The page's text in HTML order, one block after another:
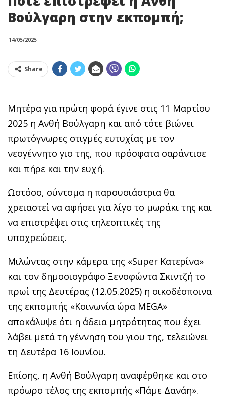
Βούλγαρη στην εκπομπή;
14/05/2025
Share
Μητέρα για πρώτη φορά έγινε στις 11 Μαρτίου
2025 η Ανθή Βούλγαρη και από τότε βιώνει
πρωτόγνωρες στιγμές ευτυχίας με τον
νεογέννητο γιο της, που πρόσφατα σαράντισε
και πήρε και την ευχή.
Ωστόσο, σύντομα η παρουσιάστρια θα
χρειαστεί να αφήσει για λίγο το μωράκι της και
να επιστρέψει στις τηλεοπτικές της
υποχρεώσεις.
Μιλώντας στην κάμερα της «Super Κατερίνα»
και τον δημοσιογράφο Ξενοφώντα Σκιντζή το
πρωί της Δευτέρας (12.05.2025) η οικοδέσποινα
της εκπομπής «Κοινωνία ώρα MEGA»
αποκάλυψε ότι η άδεια μητρότητας που έχει
λάβει μετά τη γέννηση του γιου της, τελειώνει
τη Δευτέρα 16 Ιουνίου.
Επίσης, η Ανθή Βούλγαρη αναφέρθηκε και στο
πρόωρο τέλος της εκπομπής «Πάμε Δανάη».